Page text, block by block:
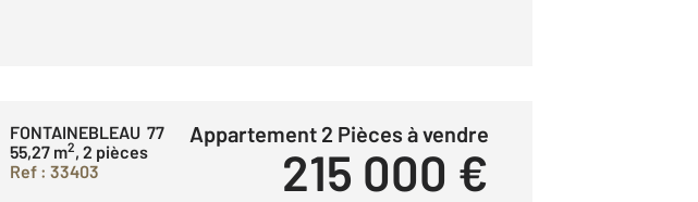
FONTAINEBLEAU 77
55,27 m2, 2 pièces
Ref : 33403
Appartement 2 Pièces à vendre
215 000 €